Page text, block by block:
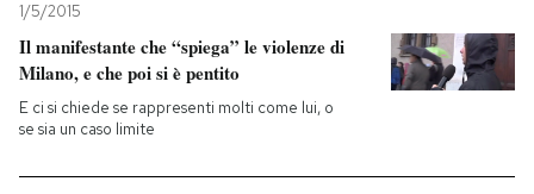
Economia
Sport
Mondiali calcio 2026
1/5/2015
Il manifestante che “spiega” le violenze di
Milano, e che poi si è pentito
E ci si chiede se rappresenti molti come lui, o
se sia un caso limite